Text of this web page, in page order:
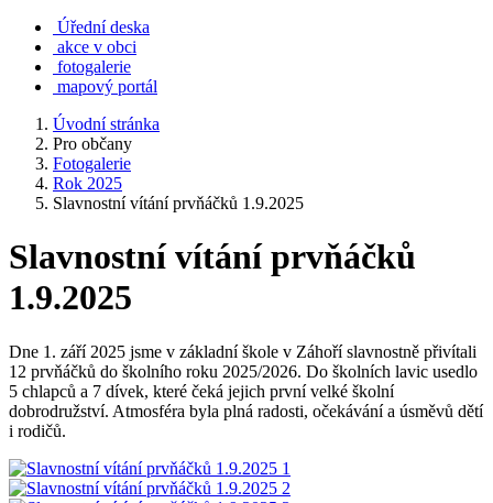
Úřední deska
akce v obci
fotogalerie
mapový portál
Úvodní stránka
Pro občany
Fotogalerie
Rok 2025
Slavnostní vítání prvňáčků 1.9.2025
Slavnostní vítání prvňáčků
1.9.2025
Dne 1. září 2025 jsme v základní škole v Záhoří slavnostně přivítali
12 prvňáčků do školního roku 2025/2026. Do školních lavic usedlo
5 chlapců a 7 dívek, které čeká jejich první velké školní
dobrodružství. Atmosféra byla plná radosti, očekávání a úsměvů dětí
i rodičů.